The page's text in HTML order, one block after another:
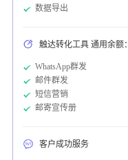
数据导出
触达转化工具 通用余额：
WhatsApp群发
邮件群发
短信营销
邮寄宣传册
客户成功服务